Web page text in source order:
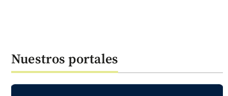
Nuestros portales